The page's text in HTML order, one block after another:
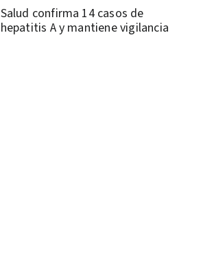
Salud confirma 14 casos de
hepatitis A y mantiene vigilancia